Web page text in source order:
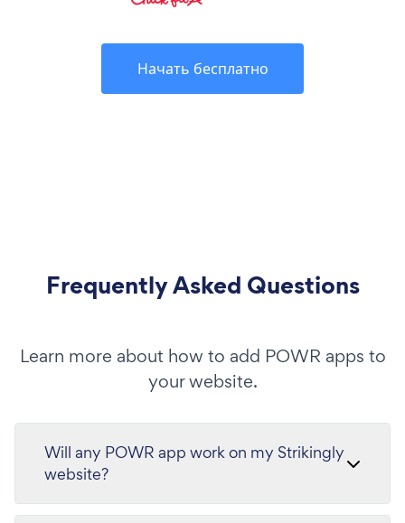
Начать бесплатно
Frequently Asked Questions
Learn more about how to add POWR apps to
your website.
Will any POWR app work on my Strikingly
website?